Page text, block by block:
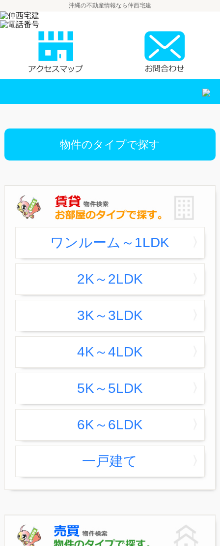
沖縄の不動産情報なら仲西宅建
物件のタイプで探す
ワンルーム～1LDK
2K～2LDK
3K～3LDK
4K～4LDK
5K～5LDK
6K～6LDK
一戸建て